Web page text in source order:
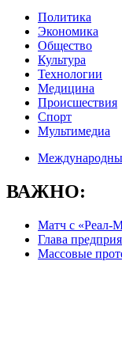
Политика
Экономика
Общество
Культура
Технологии
Медицина
Происшествия
Спорт
Мультимедиа
ВАЖНО:
Матч с «Реал-
Глава
Массовые